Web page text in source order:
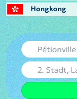
Hongkong